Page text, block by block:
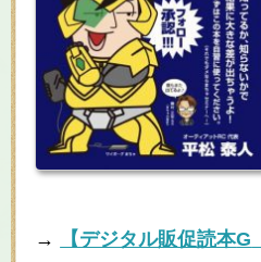
→ 【デジタル販促読本G